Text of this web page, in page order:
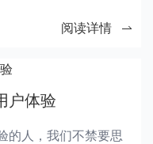
Sikar,Srinagar and
Symphony
also involved
dealers and
阅读详情
户体验
的人，我们不禁要思